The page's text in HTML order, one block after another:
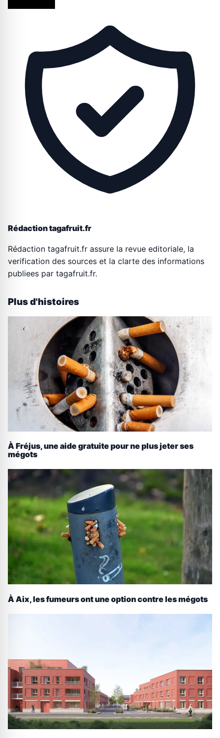
Rédaction tagafruit.fr
Rédaction tagafruit.fr assure la revue editoriale, la
verification des sources et la clarte des informations
publiees par tagafruit.fr.
Plus d'histoires
À Fréjus, une aide gratuite pour ne plus jeter ses
mégots
À Aix, les fumeurs ont une option contre les mégots